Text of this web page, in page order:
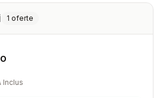
1 oferte
Inclus